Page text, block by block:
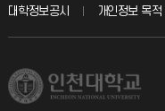
취업정보(학생)
학생서비스 지킴이
총동문회
교육혁신본부
국제지원과
대학정보공시
개인정보 목